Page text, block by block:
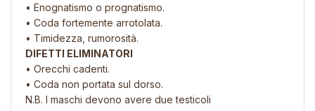
• Enognatismo o prognatismo.
• Coda fortemente arrotolata.
• Timidezza, rumorosità.
DIFETTI ELIMINATORI
• Orecchi cadenti.
• Coda non portata sul dorso.
N.B. I maschi devono avere due testicoli